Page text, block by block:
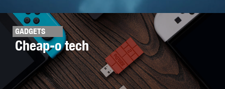
GADGETS
Cheap-o tech